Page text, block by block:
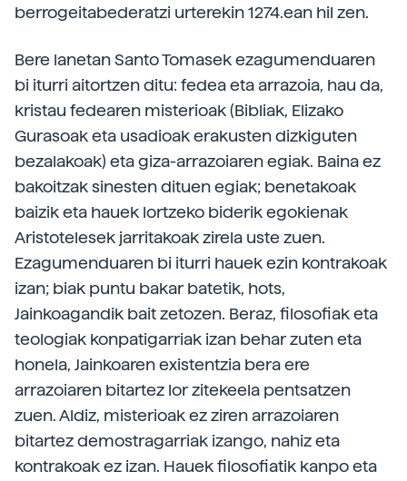
berrogeitabederatzi urterekin 1274.ean hil zen.
Bere lanetan Santo Tomasek ezagumenduaren
bi iturri aitortzen ditu: fedea eta arrazoia, hau da,
kristau fedearen misterioak (Bibliak, Elizako
Gurasoak eta usadioak erakusten dizkiguten
bezalakoak) eta giza-arrazoiaren egiak. Baina ez
bakoitzak sinesten dituen egiak; benetakoak
baizik eta hauek lortzeko biderik egokienak
Aristotelesek jarritakoak zirela uste zuen.
Ezagumenduaren bi iturri hauek ezin kontrakoak
izan; biak puntu bakar batetik, hots,
Jainkoagandik bait zetozen. Beraz, filosofiak eta
teologiak konpatigarriak izan behar zuten eta
honela, Jainkoaren existentzia bera ere
arrazoiaren bitartez lor zitekeela pentsatzen
zuen. Aldiz, misterioak ez ziren arrazoiaren
bitartez demostragarriak izango, nahiz eta
kontrakoak ez izan. Hauek filosofiatik kanpo eta